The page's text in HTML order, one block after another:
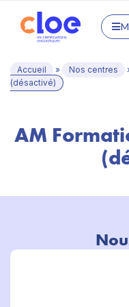
Accueil » Nos centres
(désactivé)
AM